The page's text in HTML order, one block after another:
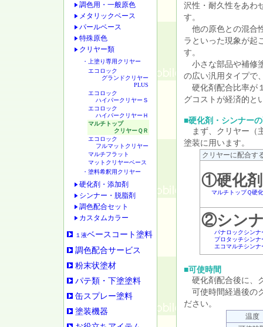
調色用・一般原色
メタリックベース
パールベース
特殊原色
クリヤー類
・上塗り専用クリヤー
エコロック
グランドクリヤー
PLUS
エコロック
ハイパークリヤーＳ
エコロック
ハイパークリヤーＨ
マルチトップ
クリヤーＱＲ
エコロック
フルマットクリヤー
マルチフラット
マットクリヤーベース
・塗料希釈用クリヤー
硬化剤・添加剤
シンナー・脱脂剤
調色配合セット
カスタムカラー
１液ベースコート塗料
調色配合サービス
粉末状塗材
パテ類・下塗塗料
缶スプレー塗料
塗装機器
沢性・耐久性をあわ
す。
他の原色との混合
ラといった現象が起
す。
小さな部品や補修
の広い汎用タイプで
硬化剤配合比率が
グコストが経済的と
■硬化剤・シンナー
まず、クリヤー（
塗装に用います。
クリヤーに配合す
①硬化剤
マルチトップＱ硬
②シン
パナロックシンナ
プロタッチシンナ
エコマルチシンナ
■可使時間
硬化剤配合後に、
可使時間経過後の
ださい。
温度